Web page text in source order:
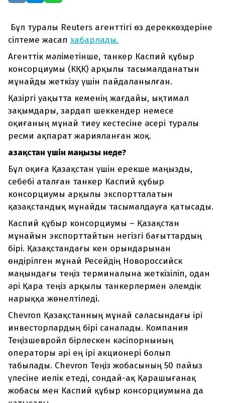
Бұл туралы Reuters агенттігі өз дереккөздеріне
сілтеме жасап хабарлады.
Агенттік мәліметінше, танкер Каспий құбыр
консорциумы (КҚК) арқылы тасымалданатын
мұнайды жеткізу үшін пайдаланылған.
Қазіргі уақытта кеменің жағдайы, ықтимал
зақымдары, зардап шеккендер немесе
оқиғаның мұнай тиеу кестесіне әсері туралы
ресми ақпарат жарияланған жоқ.
Қазақстан үшін маңызы неде?
Бұл оқиға Қазақстан үшін ерекше маңызды,
себебі аталған танкер Каспий құбыр
консорциумы арқылы экспортталатын
қазақстандық мұнайды тасымалдауға қатысады.
Каспий құбыр консорциумы – Қазақстан
мұнайын экспорттайтын негізгі бағыттардың
бірі. Қазақстандағы кен орындарынан
өндірілген мұнай Ресейдің Новороссийск
маңындағы теңіз терминалына жеткізіліп, одан
әрі Қара теңіз арқылы танкерлермен әлемдік
нарыққа жөнелтіледі.
Chevron Қазақстанның мұнай саласындағы ірі
инвесторлардың бірі саналады. Компания
Теңізшевройл бірлескен кәсіпорнының
операторы әрі ең ірі акционері болып
табылады. Chevron Теңіз жобасының 50 пайыз
үлесіне иелік етеді, сондай-ақ Қарашығанақ
жобасы мен Каспий құбыр консорциумына да